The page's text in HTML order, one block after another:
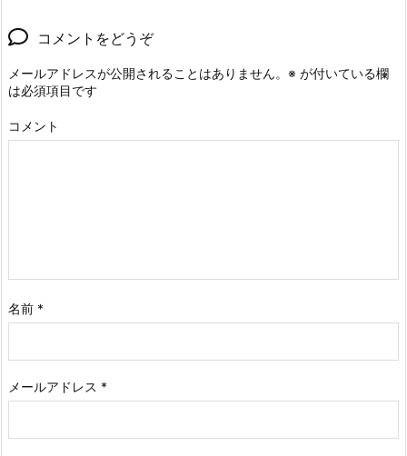
コメントをどうぞ
メールアドレスが公開されることはありません。 ※ が付いている欄
は必須項目です
コメント
名前 *
メールアドレス *